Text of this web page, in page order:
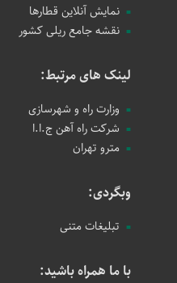
نمایش آنلاین قطارها
نقشه جامع ریلی کشور
لینک های مرتبط:
وزارت راه و شهرسازی
شرکت راه آهن ج.ا.ا
مترو تهران
وبگردی:
تبلیغات متنی
با ما همراه باشید: